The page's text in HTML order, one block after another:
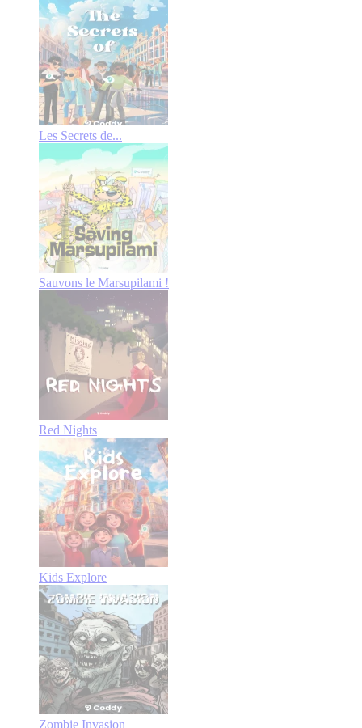
Les Secrets de...
Sauvons le Marsupilami !
Red Nights
Kids Explore
Zombie Invasion